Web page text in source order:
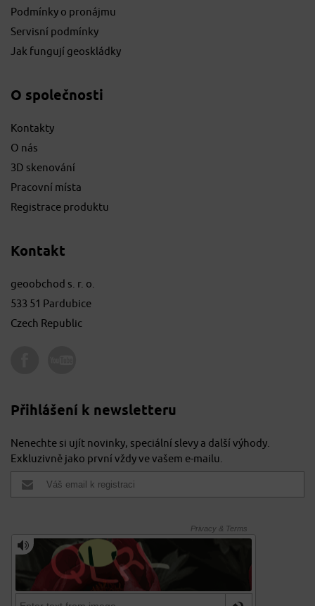
Podmínky o pronájmu
Servisní podmínky
Jak fungují geoskládky
O společnosti
Kontakty
O nás
3D skenování
Pracovní místa
Registrace produktu
Kontakt
geoobchod s. r. o.
533 51 Pardubice
Czech Republic
Přihlášení k newsletteru
Nenechte si ujít novinky, speciální slevy a další výhody.
Exkluzivně jako první vždy ve vašem e-mailu.